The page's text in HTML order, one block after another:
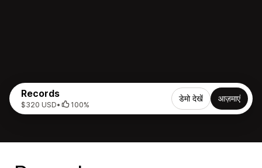
Records
$320 USD• 100%
डेमो देखें आज़माएं